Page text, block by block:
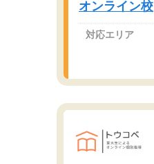
オンライン校
対応エリア